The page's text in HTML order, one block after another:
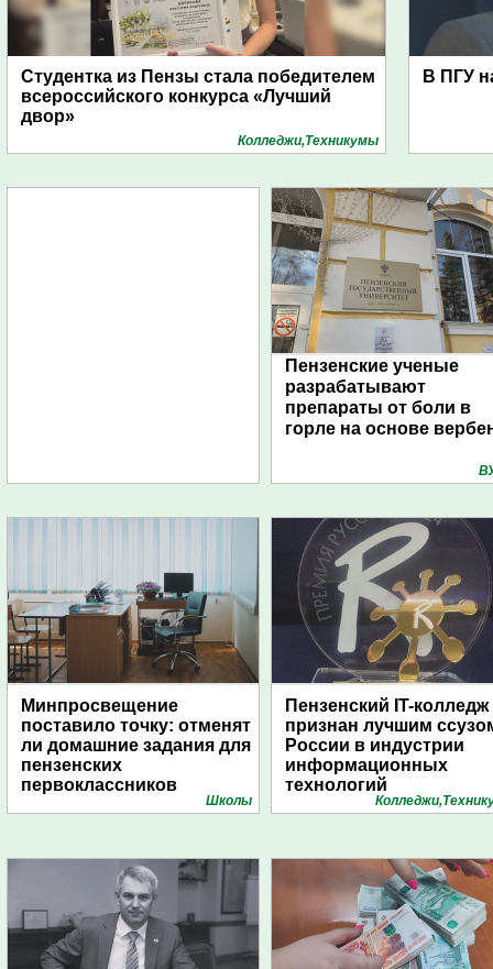
Студентка из Пензы стала победителем
всероссийского конкурса «Лучший
двор»
Колледжи,Техникумы
В ПГУ
Пензенские ученые
разрабатывают
препараты от боли в
горле на основе
Минпросвещение
поставило точку: отменят
ли домашние задания для
пензенских
первоклассников
Школы
Пензенский IT-колледж
признан лучшим
России в индустрии
информационных
технологий